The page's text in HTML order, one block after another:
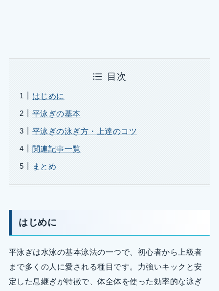
目次
はじめに
平泳ぎの基本
平泳ぎの泳ぎ方・上達のコツ
関連記事一覧
まとめ
はじめに
平泳ぎは水泳の基本泳法の一つで、初心者から上級者
まで多くの人に愛される種目です。力強いキックと安
定した息継ぎが特徴で、体全体を使った効率的な泳ぎ